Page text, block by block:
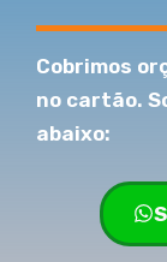
Cobrimos
no cartão.
abaixo: